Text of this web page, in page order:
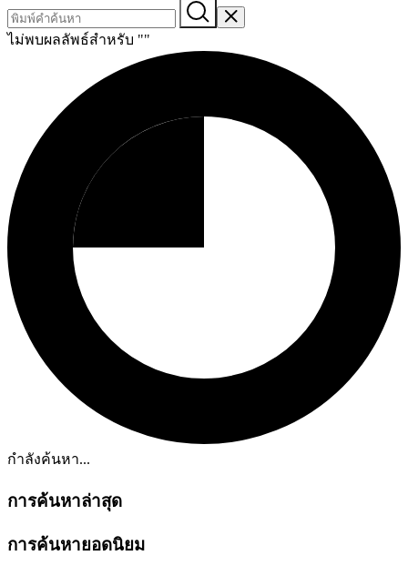
ไม่พบผลลัพธ์สำหรับ ""
กำลังค้นหา...
การค้นหาล่าสุด
การค้นหายอดนิยม